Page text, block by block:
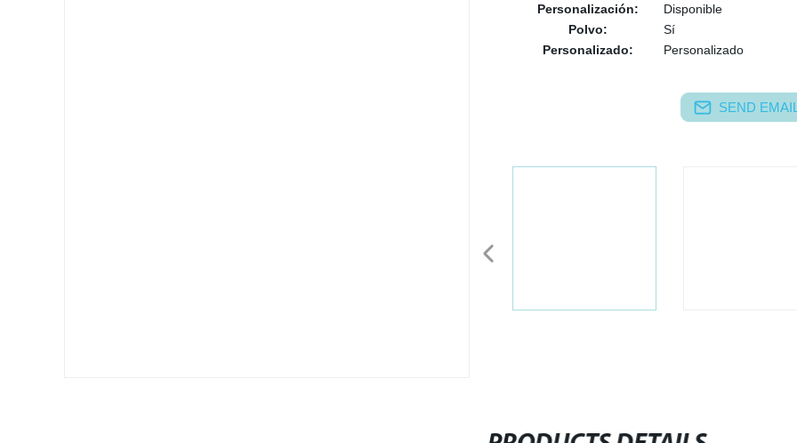
Personalización:
Disponible
Polvo:
Sí
Personalizado:
Personalizado
SEND